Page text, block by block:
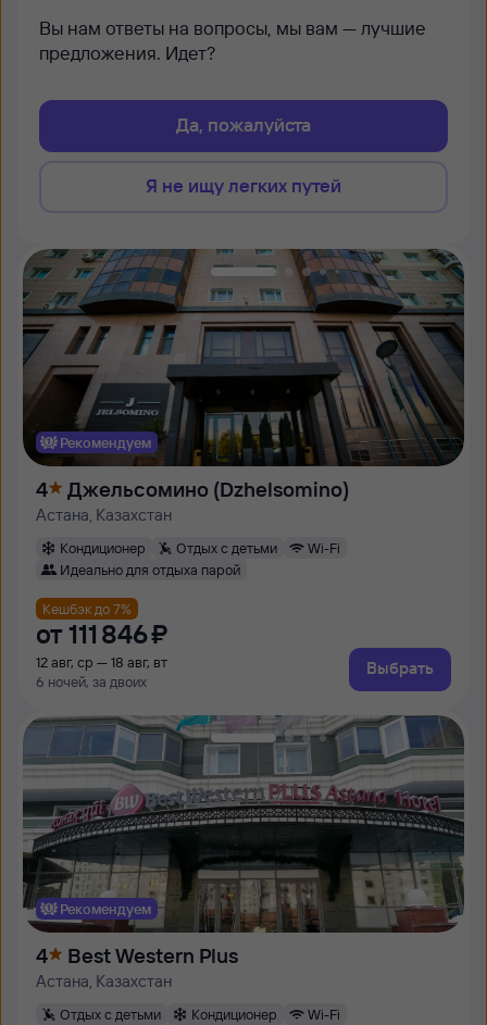
Вы нам ответы на вопросы, мы вам — лучшие
предложения. Идет?
Да, пожалуйста
Я не ищу легких путей
Рекомендуем
4 Джельсомино (Dzhelsomino)
Астана, Казахстан
Кондиционер Отдых с детьми
Wi-Fi
Идеально для отдыха парой
Кешбэк до 7%
от 111 ⁠846 ⁠₽
12 авг, ср — 18 авг, вт
6 ночей, за двоих
Выбрать
Рекомендуем
4 Best Western Plus
Астана, Казахстан
Отдых с детьми Кондиционер
Wi-Fi